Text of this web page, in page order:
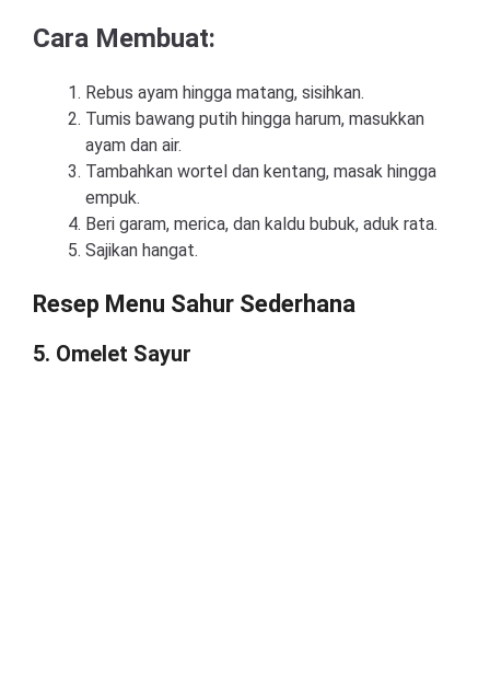
Cara Membuat:
Rebus ayam hingga matang, sisihkan.
Tumis bawang putih hingga harum, masukkan
ayam dan air.
Tambahkan wortel dan kentang, masak hingga
empuk.
Beri garam, merica, dan kaldu bubuk, aduk rata.
Sajikan hangat.
Resep Menu Sahur Sederhana
5. Omelet Sayur